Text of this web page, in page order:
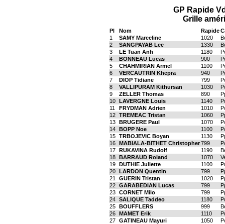
GP Rapide
Grille
Pl Nom Rapide
1
SAMY Marceline 1020
2
SANGPAYAB Lee 1330
3
LE Tuan Anh 1180
4
BONNEAU Lucas 900
5
CHAHMIRIAN Armel 1100
6
VERCAUTRIN Khepra 940
7
DIOP Tidiane 799
8
VALLIPURAM Kithursan 1030
9
ZELLER Thomas 890
10 LAVERGNE Louis 1140
11
FRYDMAN Adrien 1010
12 TREMEAC Tristan 1060
13 BRUGERE Paul 1070
14 BOPP Noe 1100
15 TRBOJEVIC Boyan 1130
16 MABIALA-BITHET Christopher799
17 RUKAVINA Rudolf 1190
18 BARRAUD Roland 1070
19 DUTHIE Juliette 1100
20 LARDON Quentin 799
21
GUERIN Tristan 1020
22 GARABEDIAN Lucas 799
23 CORNET Milo 799
24 SALIQUE Taddeo 1180
25 BOUFFLERS 999
26 MAMET Erik 1110
27 GATINEAU Mayuri 1050